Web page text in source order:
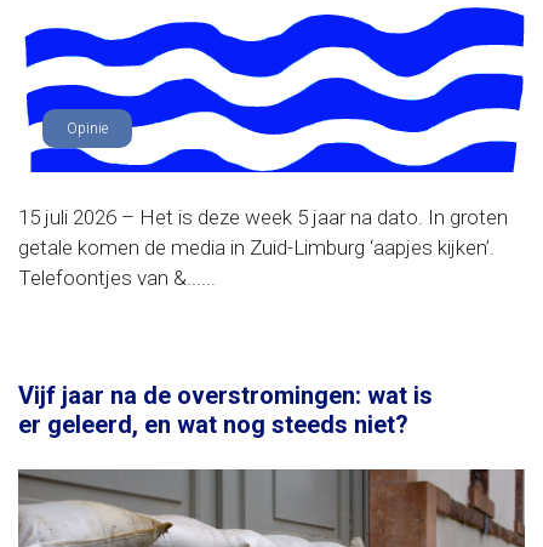
Opinie
15 juli 2026 – Het is deze week 5 jaar na dato. In groten
getale komen de media in Zuid-Limburg ‘aapjes kijken’.
Telefoontjes van &......
Vijf jaar na de overstromingen: wat is
er geleerd, en wat nog steeds niet?